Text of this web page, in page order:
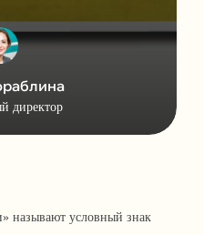
директор
называют условный знак